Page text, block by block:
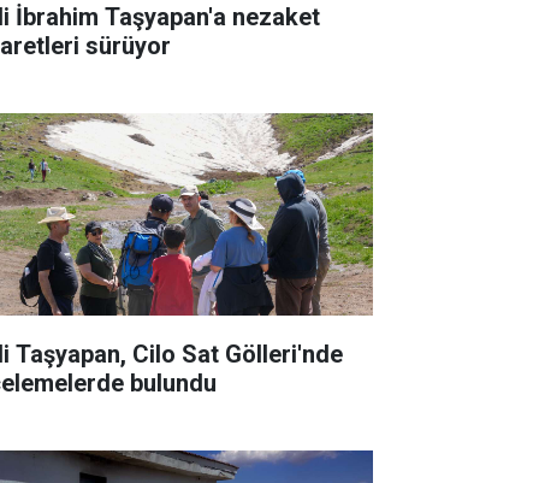
İbrahim Taşyapan'a nezaket
sürüyor
Taşyapan, Cilo Sat Gölleri'nde
bulundu